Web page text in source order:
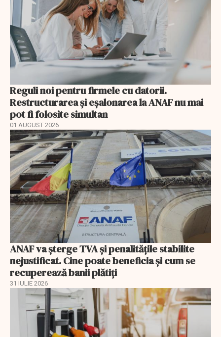
Reguli noi pentru firmele cu datorii.
Restructurarea și eșalonarea la ANAF nu mai
pot fi folosite simultan
01 AUGUST 2026
ANAF va șterge TVA și penalitățile stabilite
nejustificat. Cine poate beneficia și cum se
recuperează banii plătiți
31 IULIE 2026